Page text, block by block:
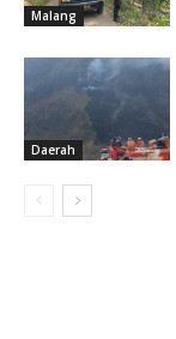
Malang
Daerah